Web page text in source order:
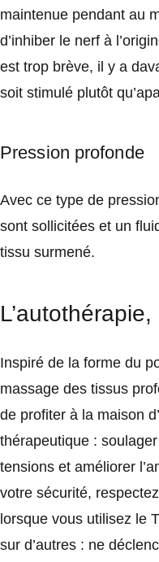
maintenue pendant au
d’inhiber le nerf à
est trop brève, il y a
soit stimulé plutôt
Pression profonde
Avec ce type de
sont sollicitées et un
tissu surmené.
Inspiré de la forme du
massage des tissus
de profiter à la maison
thérapeutique :
tensions et améliorer
votre sécurité,
lorsque vous utilisez le
sur d’autres : ne